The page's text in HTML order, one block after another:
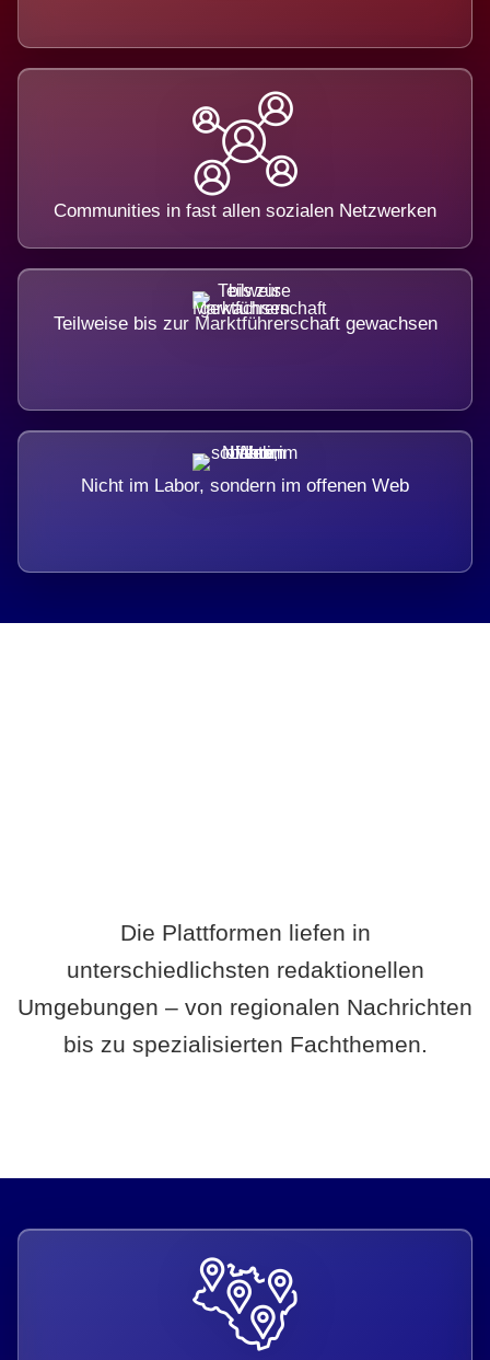
Communities in fast allen sozialen Netzwerken
Teilweise bis zur Marktführerschaft gewachsen
Nicht im Labor, sondern im offenen Web
Die Plattformen liefen in
unterschiedlichsten redaktionellen
Umgebungen – von regionalen Nachrichten
bis zu spezialisierten Fachthemen.